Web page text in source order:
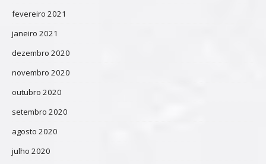
fevereiro 2021
janeiro 2021
dezembro 2020
novembro 2020
outubro 2020
setembro 2020
agosto 2020
julho 2020